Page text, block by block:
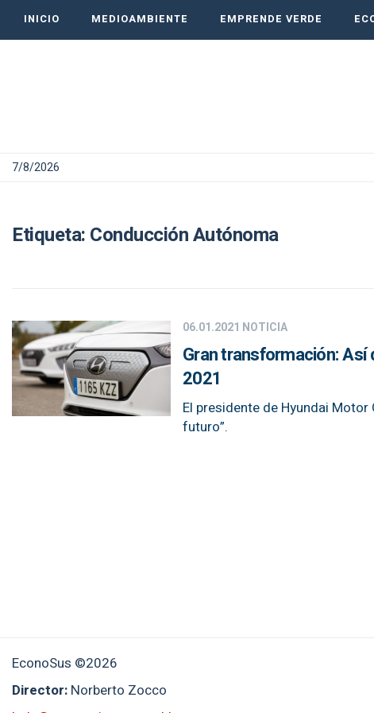
INICIO MEDIOAMBIENTE EMPRENDE VERDE
7/8/2026
Etiqueta: Conducción Autónoma
06.01.2021 NOTICIA
Gran transformación:
2021
El presidente de Hyundai
futuro”.
EconoSus ©2026
Director: Norberto Zocco